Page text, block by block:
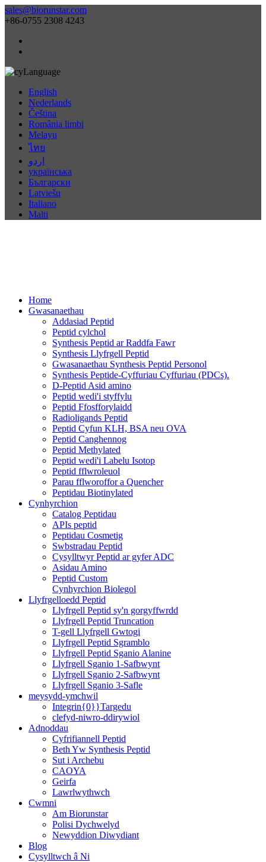
sales@biorunstar.com
+86-0755 2308 4243
Language
English
Nederlands
Čeština
România limbi
Melayu
ไทย
اردو
українська
Български
Latviešu
Italiano
Malti
Home
Gwasanaethau
Addasiad Peptid
Peptid cylchol
Synthesis Peptid ar Raddfa Fawr
Synthesis Llyfrgell Peptid
Gwasanaethau Synthesis Peptid Personol
Synthesis Peptide-Cyffuriau Cyffuriau (PDCs).
D-Peptid Asid amino
Peptid wedi'i styffylu
Peptid Ffosfforylaidd
Radioligands Peptid
Peptid Cyfun KLH, BSA neu OVA
Peptid Canghennog
Peptid Methylated
Peptid wedi'i Labelu Isotop
Peptid fflwroleuol
Parau fflworoffor a Quencher
Peptidau Biotinylated
Cynhyrchion
Catalog Peptidau
APIs peptid
Peptidau Cosmetig
Swbstradau Peptid
Cysylltwyr Peptid ar gyfer ADC
Asidau Amino
Peptid Custom
Cynhyrchion Biolegol
Llyfrgelloedd Peptid
Llyfrgell Peptid sy'n gorgyffwrdd
Llyfrgell Peptid Truncation
T-gell Llyfrgell Gwtogi
Llyfrgell Peptid Sgramblo
Llyfrgell Peptid Sganio Alanine
Llyfrgell Sganio 1-Safbwynt
Llyfrgell Sganio 2-Safbwynt
Llyfrgell Sganio 3-Safle
meysydd-ymchwil
Integrin{0}}Targedu
clefyd-niwro-ddirywiol
Adnoddau
Cyfrifiannell Peptid
Beth Yw Synthesis Peptid
Sut i Archebu
CAOYA
Geirfa
Lawrlwythwch
Cwmni
Am Biorunstar
Polisi Dychwelyd
Newyddion Diwydiant
Blog
Cysylltwch â Ni